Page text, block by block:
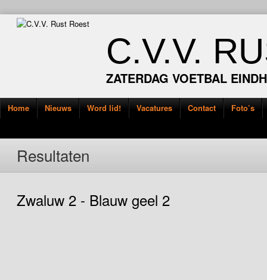
C.V.V.
ZATERDAG VOETBAL
Home Nieuws Word lid! Vacatures Contact Foto’s
Resultaten
Zwaluw 2 - Blauw geel 2